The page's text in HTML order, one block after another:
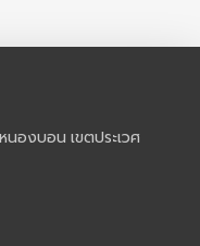
องบอน เขตประเวศ